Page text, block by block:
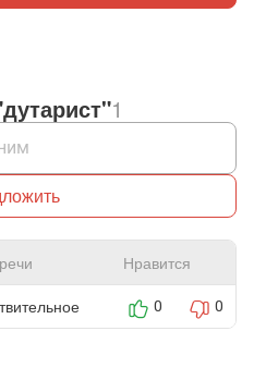
1
Нравится
0 0